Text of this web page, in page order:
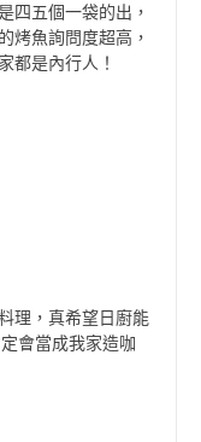
四五個一袋的出，
烤魚詢問度超高，
都是內行人！
理，真希望日廚能
會當成我家造咖